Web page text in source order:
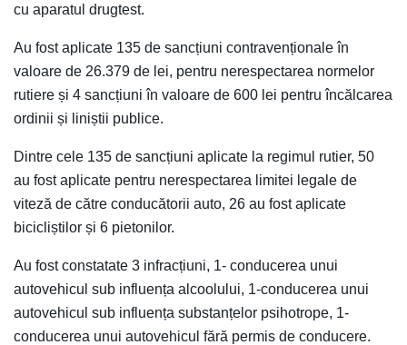
cu aparatul drugtest.
Au fost aplicate 135 de sancțiuni contravenționale în
valoare de 26.379 de lei, pentru nerespectarea normelor
rutiere și 4 sancțiuni în valoare de 600 lei pentru încălcarea
ordinii și liniștii publice.
Dintre cele 135 de sancțiuni aplicate la regimul rutier, 50
au fost aplicate pentru nerespectarea limitei legale de
viteză de către conducătorii auto, 26 au fost aplicate
bicicliștilor și 6 pietonilor.
Au fost constatate 3 infracțiuni, 1- conducerea unui
autovehicul sub influența alcoolului, 1-conducerea unui
autovehicul sub influența substanțelor psihotrope, 1-
conducerea unui autovehicul fără permis de conducere.